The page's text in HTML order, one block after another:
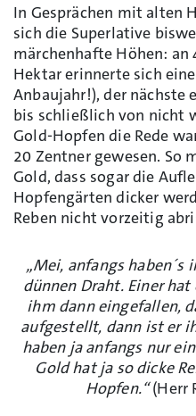
In Gesprächen mit alten
sich die Superlative
märchenhafte Höhen:
Hektar erinnerte sich
Anbaujahr!), der nächste
bis schließlich von nicht
Gold-Hopfen die Rede
20 Zentner gewesen. So
Gold, dass sogar die
Hopfengärten dicker
Reben nicht vorzeitig
„Mei, anfangs haben´s
dünnen Draht. Einer
ihm dann eingefallen,
aufgestellt, dann ist er
haben ja anfangs nur
Gold hat ja so dicke
Hopfen.“(Herr